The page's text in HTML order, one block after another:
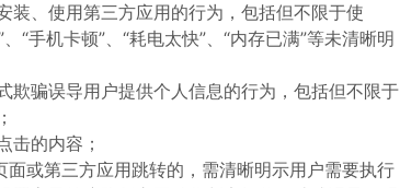
装、使用第三方应用的行为，包括但不限于使
“手机卡顿”、“耗电太快”、“内存已满”等未清晰明
欺骗误导用户提供个人信息的行为，包括但不限于
击的内容；
面或第三方应用跳转的，需清晰明示用户需要执行